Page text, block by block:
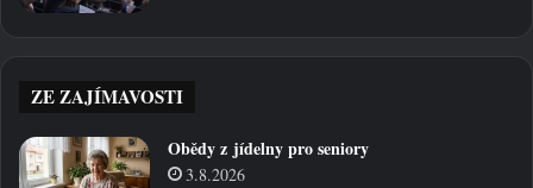
ZE ZAJÍMAVOSTI
Obědy z jídelny pro seniory
3.8.2026